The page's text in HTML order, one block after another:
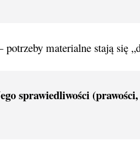
materialne stają się
sprawiedliwości